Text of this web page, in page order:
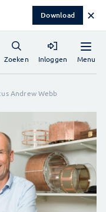
Download ✕
Menu
Zoeken Inloggen
Andrew Webb